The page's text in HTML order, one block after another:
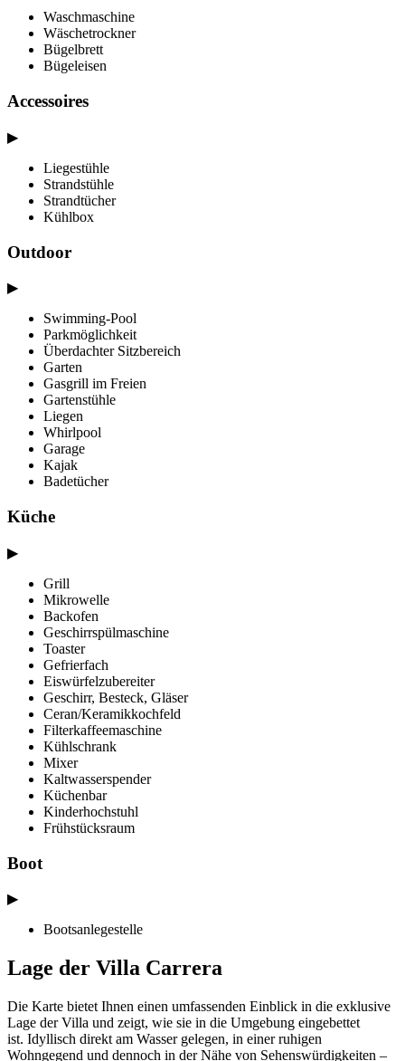
Waschmaschine
Wäschetrockner
Bügelbrett
Bügeleisen
Accessoires
▶
Liegestühle
Strandstühle
Strandtücher
Kühlbox
Outdoor
▶
Swimming-Pool
Parkmöglichkeit
Überdachter Sitzbereich
Garten
Gasgrill im Freien
Gartenstühle
Liegen
Whirlpool
Garage
Kajak
Badetücher
Küche
▶
Grill
Mikrowelle
Backofen
Geschirrspülmaschine
Toaster
Gefrierfach
Eiswürfelzubereiter
Geschirr, Besteck, Gläser
Ceran/Keramikkochfeld
Filterkaffeemaschine
Kühlschrank
Mixer
Kaltwasserspender
Küchenbar
Kinderhochstuhl
Frühstücksraum
Boot
▶
Bootsanlegestelle
Lage der Villa Carrera
Die Karte bietet Ihnen einen umfassenden Einblick in die exklusive
Lage der Villa und zeigt, wie sie in die Umgebung eingebettet
ist. Idyllisch direkt am Wasser gelegen, in einer ruhigen
Wohngegend und dennoch in der Nähe von Sehenswürdigkeiten –